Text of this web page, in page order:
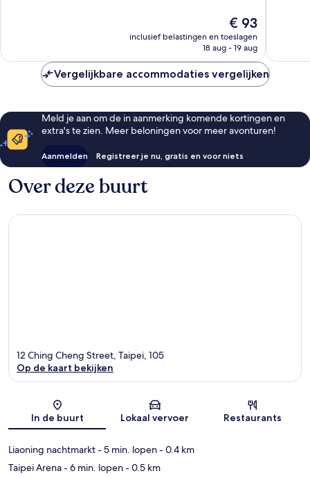
De
prijs
is
€ 93
inclusief belastingen en toeslagen
18 aug - 19 aug
Vergelijkbare accommodaties vergelijken
Meld je aan om de in aanmerking komende kortingen en
extra's te zien. Meer beloningen voor meer avonturen!
Aanmelden Registreer je nu, gratis en voor niets
Over deze buurt
Kaart
12 Ching Cheng Street, Taipei, 105
Op de kaart bekijken
In de buurt Lokaal vervoer Restaurants
Liaoning nachtmarkt- 5 min. lopen- 0.4 km
Taipei Arena- 6 min. lopen- 0.5 km